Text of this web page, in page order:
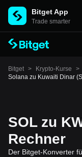
Bitget App
Trade smarter
Bitget > Krypto-Kurse >
Solana zu Kuwaiti Dinar
SOL zu
Rechner
Der Bitget-Konverter